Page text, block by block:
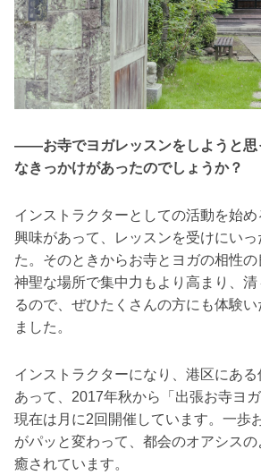
――お寺でヨガレッスンをしようと思
なきっかけがあったのでしょうか？
インストラクターとしての活動を始
興味があって、レッスンを受けにい
た。そのときからお寺とヨガの相性の
神聖な場所で集中力もより高まり、
るので、ぜひたくさんの方にも体験
ました。
インストラクターになり、港区にあ
あって、2017年秋から「出張お寺ヨガ
現在は月に2回開催しています。一歩
がパッと変わって、都会のオアシス
癒されています。